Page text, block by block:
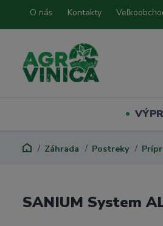
O nás Kontakty
Záhrada Postreky
SANIUM System